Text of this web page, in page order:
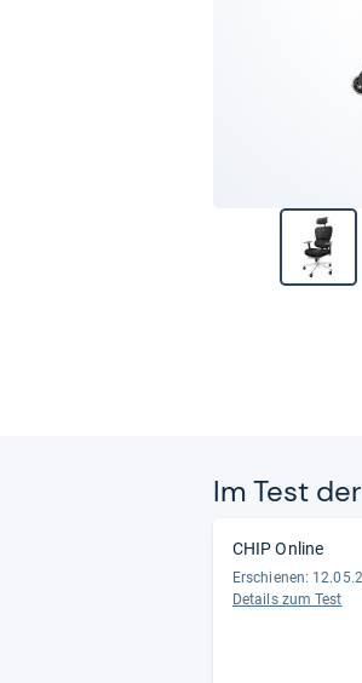
Im Test
CHIP Online
Erschienen:
Details zum Test